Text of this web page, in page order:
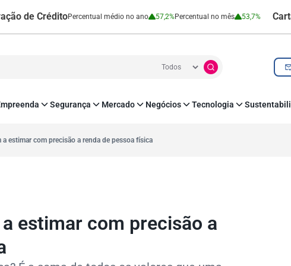
Percentual médio no ano 57,2%Percentual no mês 53,7% Cartão de
Segurança
Proteção de Dados
Mercado
Open Finance
Negócios
RH
Tecnologia
estimar com precisão a renda de pessoa física
estimar com precisão a